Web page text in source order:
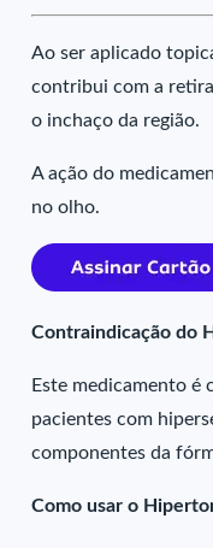
Ao ser aplicado
contribui com a
o inchaço da região.
A ação do
no olho.
Contraindicação do
Este medicamento
pacientes com
componentes da
Como usar o